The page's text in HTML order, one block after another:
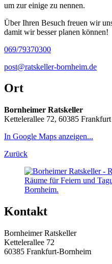
um zur einige zu nennen.
Über Ihren Besuch freuen wir
damit wir besser planen können!
069/79370300
post@ratskeller-bornheim.de
Ort
Bornheimer Ratskeller
Kettelerallee 72, 60385 Frankfurt
In Google Maps anzeigen...
Zurück
Kontakt
Bornheimer Ratskeller
Kettelerallee 72
60385 Frankfurt-Bornheim